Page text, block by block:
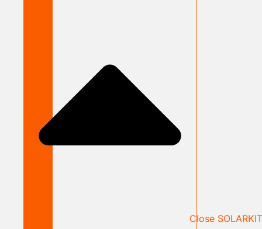
Close SOLARKIT